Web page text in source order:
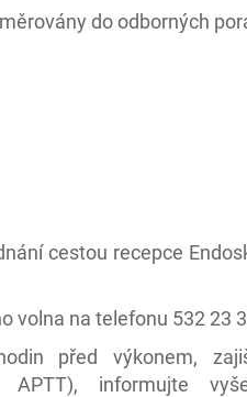
do odborných
cestou recepce
volna na telefonu 532 23
před výkonem,
informujte